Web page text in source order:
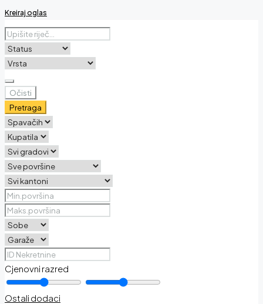
Kreiraj oglas
Očisti
Pretraga
Cjenovni razred
Ostali dodaci